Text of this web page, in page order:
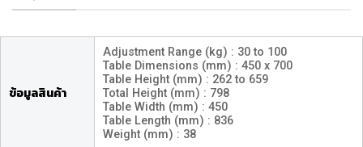
ข้อมูลสินค้า
Adjustment Range (kg) : 30 to 100
Table Dimensions (mm) : 450 x 700
Table Height (mm) : 262 to 659
Total Height (mm) : 798
Table Width (mm) : 450
Table Length (mm) : 836
Weight (mm) : 38